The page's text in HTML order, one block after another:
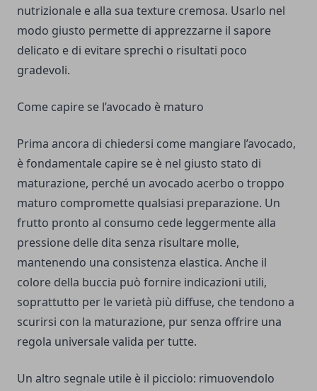
nutrizionale e alla sua texture cremosa. Usarlo nel
modo giusto permette di apprezzarne il sapore
delicato e di evitare sprechi o risultati poco
gradevoli.
Come capire se l’avocado è maturo
Prima ancora di chiedersi come mangiare l’avocado,
è fondamentale capire se è nel giusto stato di
maturazione, perché un avocado acerbo o troppo
maturo compromette qualsiasi preparazione. Un
frutto pronto al consumo cede leggermente alla
pressione delle dita senza risultare molle,
mantenendo una consistenza elastica. Anche il
colore della buccia può fornire indicazioni utili,
soprattutto per le varietà più diffuse, che tendono a
scurirsi con la maturazione, pur senza offrire una
regola universale valida per tutte.
Un altro segnale utile è il picciolo: rimuovendolo